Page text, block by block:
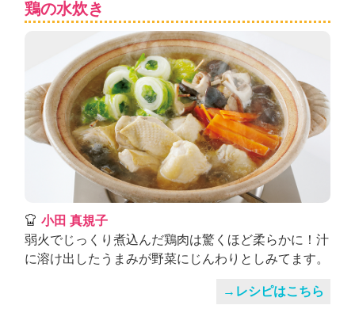
み
ん
な
の
き
ょ
う
の
料
理
」
鶏の水炊き
小田 真規子
弱火でじっくり煮込んだ鶏肉は驚くほど柔らかに！汁
に溶け出したうまみが野菜にじんわりとしみてます。
→レシピはこちら